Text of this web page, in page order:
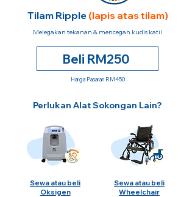
Tilam Ripple (lapis atas tilam)
Melegakan tekanan & mencegah kudis katil
Beli RM250
Harga Pasaran RM450
Perlukan Alat Sokongan Lain?
Sewa atau beli
Oksigen
Sewa atau beli
Wheelchair